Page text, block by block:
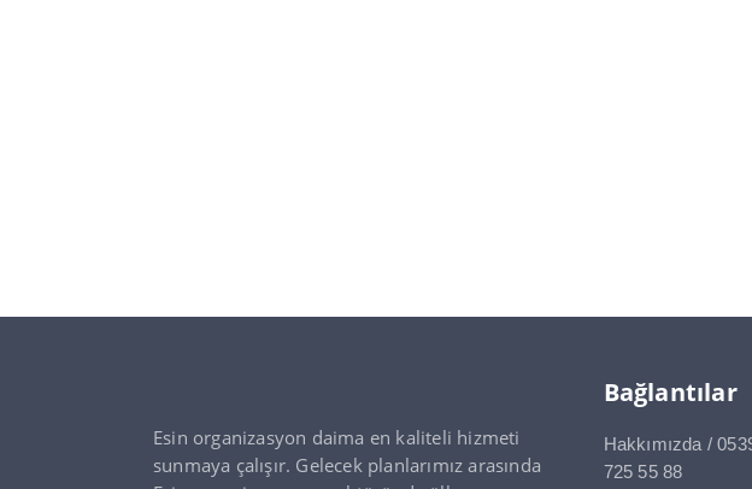
Esin organizasyon daima en kaliteli hizmeti
sunmaya çalışır. Gelecek planlarımız arasında
Bağlantılar
Hakkımızda /
725 55 88